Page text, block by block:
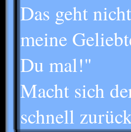
Das geht
meine
Du mal!"
Macht sich
schnell